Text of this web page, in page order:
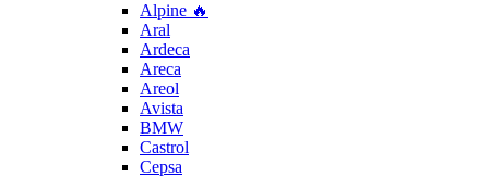
Alpine 🔥
Aral
Ardeca
Areca
Areol
Avista
BMW
Castrol
Cepsa